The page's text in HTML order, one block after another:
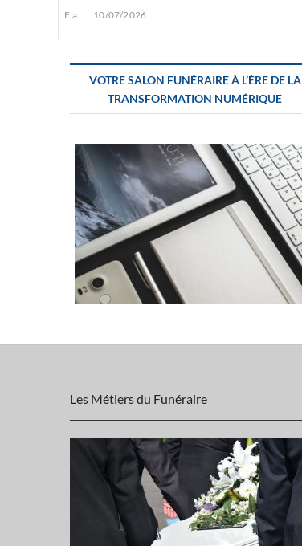
F.a. 10/07/2026
VOTRE SALON FUNÉRAIRE À L’ÈRE DE LA
TRANSFORMATION NUMÉRIQUE
Les Métiers du Funéraire